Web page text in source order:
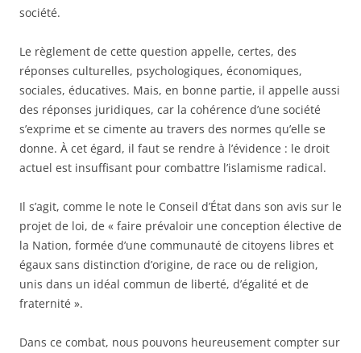
société.
Le règlement de cette question appelle, certes, des
réponses culturelles, psychologiques, économiques,
sociales, éducatives. Mais, en bonne partie, il appelle aussi
des réponses juridiques, car la cohérence d’une société
s’exprime et se cimente au travers des normes qu’elle se
donne. À cet égard, il faut se rendre à l’évidence : le droit
actuel est insuffisant pour combattre l’islamisme radical.
Il s’agit, comme le note le Conseil d’État dans son avis sur le
projet de loi, de « faire prévaloir une conception élective de
la Nation, formée d’une communauté de citoyens libres et
égaux sans distinction d’origine, de race ou de religion,
unis dans un idéal commun de liberté, d’égalité et de
fraternité ».
Dans ce combat, nous pouvons heureusement compter sur